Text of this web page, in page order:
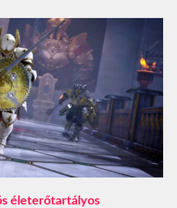
életerőtartályos